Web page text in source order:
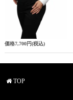
価格7,700円(税込)
TOP